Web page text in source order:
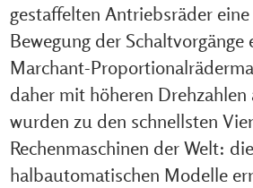
gestaffelten Antriebsräder
Bewegung der Schaltvorgänge
Marchant-
daher mit höheren
wurden zu den schnellsten
Rechenmaschinen der Welt: die
halbautomatischen Modelle